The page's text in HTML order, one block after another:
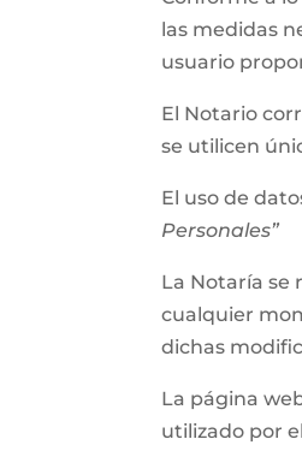
las medidas
usuario
El Notario
se utilicen
El uso de
Personales”
La Notaría se
cualquier
dichas
La página
utilizado por